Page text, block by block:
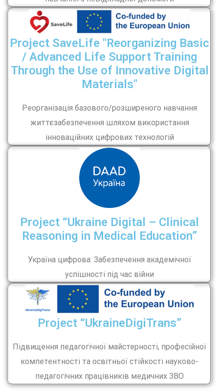
Project SaveLife "Reorganizing Basic
/ Advanced Life Support Training
Through the Use of Innovative Digital
Materials"
Реорганізація базового/розширеного навчання
життєзабезпечення шляхом використання
інноваційних цифрових технологій
Project “Ukraine Digital – Clinical
Reasoning in Medical Education”
Україна цифрова: Забезпечення академічної
успішності під час війни
Project “UkraineDigiTrans”
Підвищення педагогічної майстерності, професійної
компетентності та освітньої стійкості науково-
педагогічних працівників медичних ЗВО